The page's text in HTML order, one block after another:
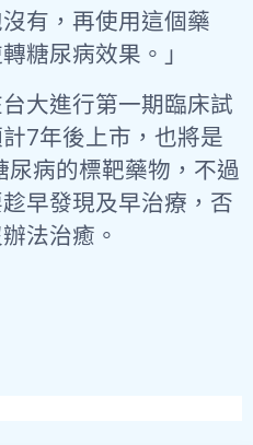
有，再使用這個藥
糖尿病效果。」
大進行第一期臨床試
7年後上市，也將是
病的標靶藥物，不過
早發現及早治療，否
法治癒。